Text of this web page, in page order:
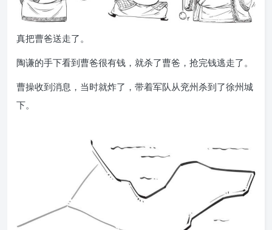
真把曹爸送走了。
陶谦的手下看到曹爸很有钱，就杀了曹爸，抢完钱逃走了。
曹操收到消息，当时就炸了，带着军队从兖州杀到了徐州城
下。